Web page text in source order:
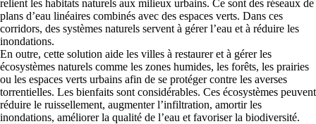
relient les habitats naturels aux milieux urbains. Ce sont des réseaux de
plans d’eau linéaires combinés avec des espaces verts. Dans ces
corridors, des systèmes naturels servent à gérer l’eau et à réduire les
inondations.
En outre, cette solution aide les villes à restaurer et à gérer les
écosystèmes naturels comme les zones humides, les forêts, les prairies
ou les espaces verts urbains afin de se protéger contre les averses
torrentielles. Les bienfaits sont considérables. Ces écosystèmes peuvent
réduire le ruissellement, augmenter l’infiltration, amortir les
inondations, améliorer la qualité de l’eau et favoriser la biodiversité.